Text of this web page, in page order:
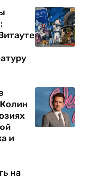
и
на